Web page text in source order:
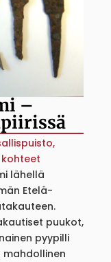
–
,
lähellä
Etelä-
puukot,
pyypilli